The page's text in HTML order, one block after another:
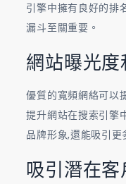
引擎中擁有良好的排
漏斗至關重要。
網站曝光
優質的寬頻網絡可以
提升網站在搜索引擎
品牌形象,還能吸引更
吸引潛在客